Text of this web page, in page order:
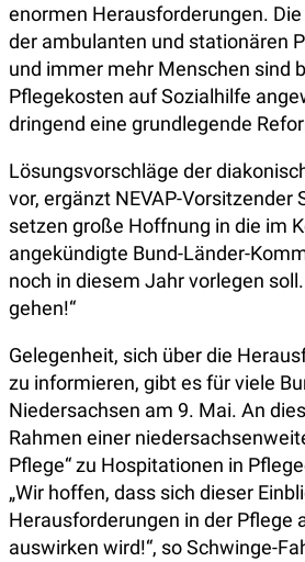
enormen Herausforderungen.
der ambulanten und stationären
und immer mehr Menschen sind
Pflegekosten auf Sozialhilfe
dringend eine grundlegende
Lösungsvorschläge der
vor, ergänzt NEVAP-Vorsitzender
setzen große Hoffnung in die im
angekündigte Bund-Länder-
noch in diesem Jahr vorlegen
gehen!“
Gelegenheit, sich über die
zu informieren, gibt es für viele
Niedersachsen am 9. Mai. An
Rahmen einer
Pflege“ zu Hospitationen in
„Wir hoffen, dass sich dieser
Herausforderungen in der Pflege
auswirken wird!“, so Schwinge-